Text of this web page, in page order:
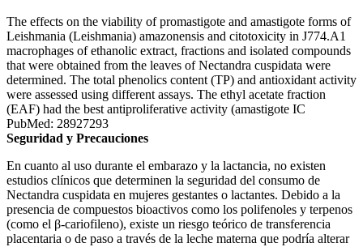
The effects on the viability of promastigote and amastigote forms of
Leishmania (Leishmania) amazonensis and citotoxicity in J774.A1
macrophages of ethanolic extract, fractions and isolated compounds
that were obtained from the leaves of Nectandra cuspidata were
determined. The total phenolics content (TP) and antioxidant activity
were assessed using different assays. The ethyl acetate fraction
(EAF) had the best antiproliferative activity (amastigote IC
PubMed: 28927293
Seguridad y Precauciones
En cuanto al uso durante el embarazo y la lactancia, no existen
estudios clínicos que determinen la seguridad del consumo de
Nectandra cuspidata en mujeres gestantes o lactantes. Debido a la
presencia de compuestos bioactivos como los polifenoles y terpenos
(como el β-cariofileno), existe un riesgo teórico de transferencia
placentaria o de paso a través de la leche materna que podría alterar